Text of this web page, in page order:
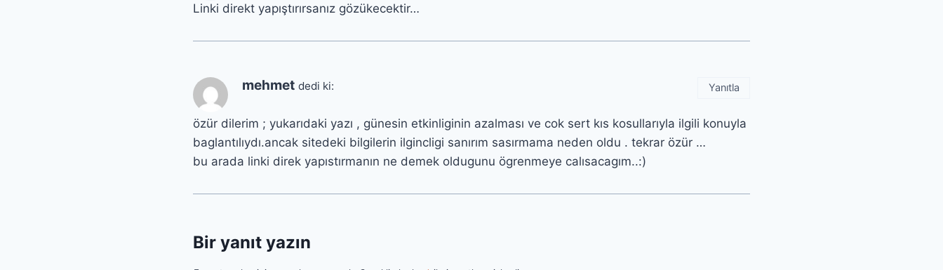
Linki direkt yapıştırırsanız gözükecektir…
mehmet dedi ki:
özür dilerim ; yukarıdaki yazı , günesin etkinliginin azalması ve cok sert kıs kosullarıyla ilgili konuyla
baglantılıydı.ancak sitedeki bilgilerin ilgincligi sanırım sasırmama neden oldu . tekrar özür …
bu arada linki direk yapıstırmanın ne demek oldugunu ögrenmeye calısacagım..:)
Yanıtla
Bir yanıt yazın